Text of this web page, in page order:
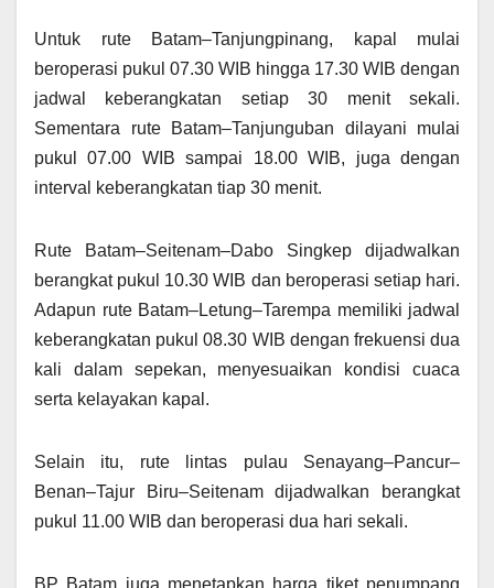
Untuk rute Batam–Tanjungpinang, kapal mulai
beroperasi pukul 07.30 WIB hingga 17.30 WIB dengan
jadwal keberangkatan setiap 30 menit sekali.
Sementara rute Batam–Tanjunguban dilayani mulai
pukul 07.00 WIB sampai 18.00 WIB, juga dengan
interval keberangkatan tiap 30 menit.
Rute Batam–Seitenam–Dabo Singkep dijadwalkan
berangkat pukul 10.30 WIB dan beroperasi setiap hari.
Adapun rute Batam–Letung–Tarempa memiliki jadwal
keberangkatan pukul 08.30 WIB dengan frekuensi dua
kali dalam sepekan, menyesuaikan kondisi cuaca
serta kelayakan kapal.
Selain itu, rute lintas pulau Senayang–Pancur–
Benan–Tajur Biru–Seitenam dijadwalkan berangkat
pukul 11.00 WIB dan beroperasi dua hari sekali.
BP Batam juga menetapkan harga tiket penumpang